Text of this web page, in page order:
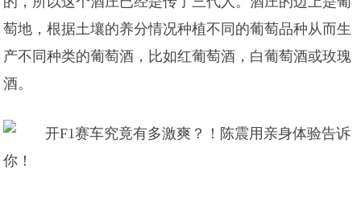
萄地，根据土壤的养分情况种植不同的葡萄品种从而生
产不同种类的葡萄酒，比如红葡萄酒，白葡萄酒或玫瑰
酒。